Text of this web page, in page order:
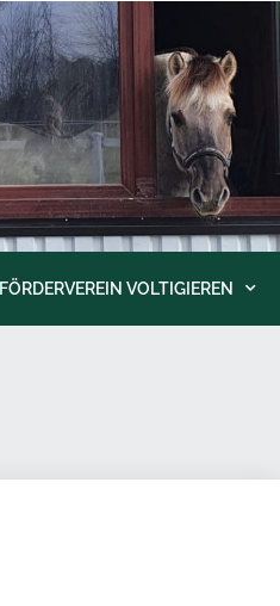
FÖRDERVEREIN VOLTIGIEREN